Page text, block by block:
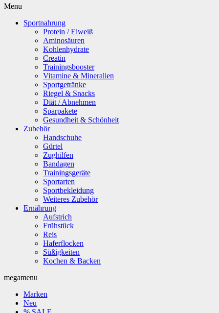
Menu
Sportnahrung
Protein / Eiweiß
Aminosäuren
Kohlenhydrate
Creatin
Trainingsbooster
Vitamine & Mineralien
Sportgetränke
Riegel & Snacks
Diät / Abnehmen
Sparpakete
Gesundheit & Schönheit
Zubehör
Handschuhe
Gürtel
Zughilfen
Bandagen
Trainingsgeräte
Sportarten
Sportbekleidung
Weiteres Zubehör
Ernährung
Aufstrich
Frühstück
Reis
Haferflocken
Süßigkeiten
Kochen & Backen
megamenu
Marken
Neu